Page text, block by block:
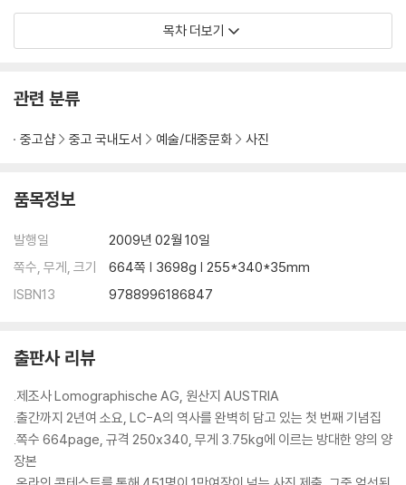
LOMO LC-A + INSIDE AND OUT : TECHFACTS AND FEATURES
CARE AND REPAIR FOR YOUR LOMO LC-A
목차 더보기
관련 분류
중고샵 중고 국내도서 예술/대중문화 사진
품목정보
발행일
2009년 02월 10일
쪽수, 무게, 크기
664쪽 | 3698g | 255*340*35mm
ISBN13
9788996186847
출판사 리뷰
.제조사 Lomographische AG, 원산지 AUSTRIA
.출간까지 2년여 소요, LC-A의 역사를 완벽히 담고 있는 첫 번째 기념집
.쪽수 664page, 규격 250x340, 무게 3.75kg에 이르는 방대한 양의 양
장본